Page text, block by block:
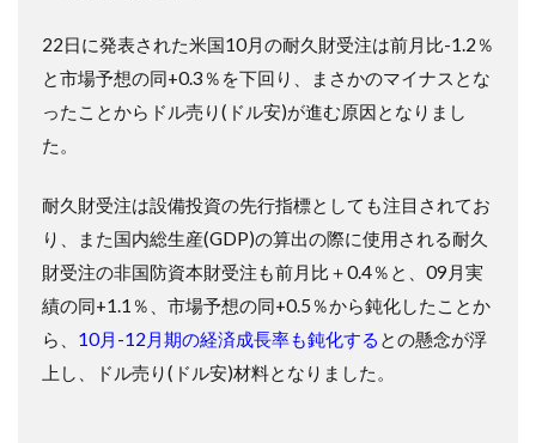
22日に発表された米国10月の耐久財受注は前月比-1.2％
と市場予想の同+0.3％を下回り、まさかのマイナスとな
ったことからドル売り(ドル安)が進む原因となりまし
た。
耐久財受注は設備投資の先行指標としても注目されてお
り、また国内総生産(GDP)の算出の際に使用される耐久
財受注の非国防資本財受注も前月比＋0.4％と、09月実
績の同+1.1％、市場予想の同+0.5％から鈍化したことか
ら、 10月-12月期の経済成長率も鈍化する との懸念が浮
上し、ドル売り(ドル安)材料となりました。